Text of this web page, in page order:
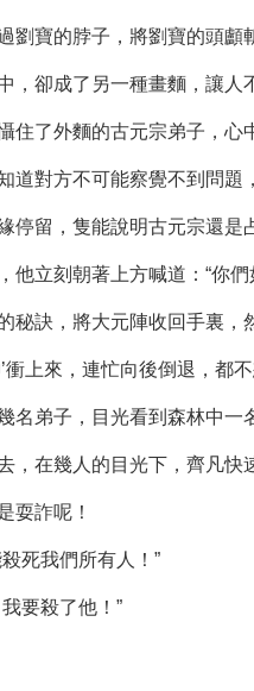
劉寶的脖子，將劉寶的頭顱
，卻成了另一種畫麵，讓人
住了外麵的古元宗弟子，心
道對方不可能察覺不到問題
停留，隻能說明古元宗還
他立刻朝著上方喊道：“你
秘訣，將大元陣收回手裏，
上來，連忙向後倒退，都
名弟子，目光看到森林中一
，在幾人的目光下，齊凡
耍詐呢！
死我們所有人！”
要殺了他！”